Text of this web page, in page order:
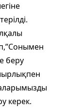
беру
керек.